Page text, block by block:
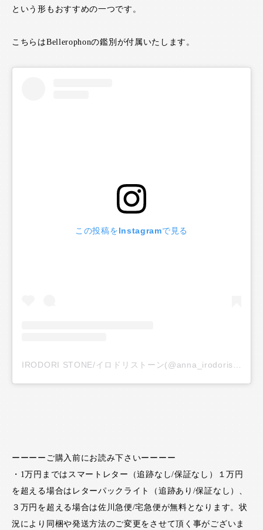
という形もおすすめの一つです。
こちらはBellerophonの鑑別が付属いたします。
この投稿をInstagramで見る
ーーーーご購入前にお読み下さいーーーー
・1万円まではスマートレター（追跡なし/保証なし）１万円
を超える場合はレターパックライト（追跡あり/保証なし）、
３万円を超える場合は佐川急便/宅急便が無料となります。状
況により同梱や発送方法のご変更をさせて頂く事がございま